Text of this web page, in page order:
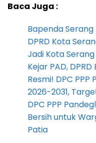
Baca Juga :
Bapenda Serang
DPRD Kota
Jadi Kota
Kejar PAD,
Resmi! DPC
2026-2031,
DPC PPP
Bersih untuk
Patia